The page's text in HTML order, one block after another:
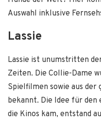
Auswahl inklusive
Lassie
Lassie ist unumstritten
Zeiten. Die Collie-Dame
Spielfilmen sowie aus der
bekannt. Die Idee für
die Kinos kam, entstand